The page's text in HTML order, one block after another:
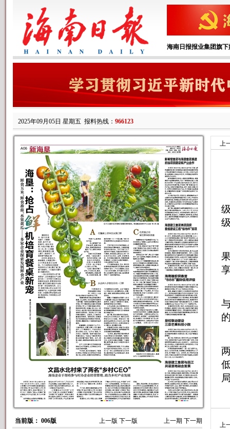
海南日报报业集团旗下
2025年09月05日 星期五 报料热线： 966123
当前版： 006版 上一版 下一版 上一期 下一期
上
上